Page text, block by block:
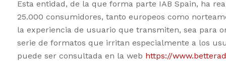
Esta entidad, de la que forma parte IAB Spain, ha
25.000 consumidores, tanto europeos como
la experiencia de usuario que transmiten, sea para
serie de formatos que irritan especialmente a los
puede ser consultada en la web https://